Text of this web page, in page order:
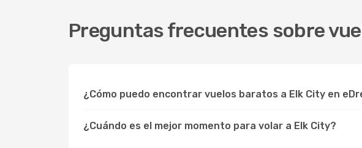
Preguntas frecuentes sobre
¿Cómo puedo encontrar vuelos baratos a Elk City en
¿Cuándo es el mejor momento para volar a Elk City?